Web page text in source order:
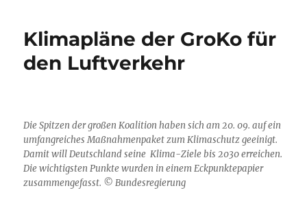
ökonomisch
Wahnsinn
Klimapläne der GroKo für
den Luftverkehr
Die Spitzen der großen Koalition haben sich am 20. 09. auf ein
umfangreiches Maßnahmenpaket zum Klimaschutz geeinigt.
Damit will Deutschland seine Klima-Ziele bis 2030 erreichen.
Die wichtigsten Punkte wurden in einem Eckpunktepapier
zusammengefasst. © Bundesregierung